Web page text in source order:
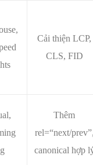
Cải thiện LCP,
CLS, FID
Thêm
rel=“next/
canonical hợp